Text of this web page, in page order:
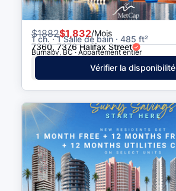
$1882$1,832/Mois
1 ch. · 1 Salle de bain · 485 ft²
7360, 7376 Halifax Street
Burnaby, BC · Appartement entier
Vérifier la disponibilité